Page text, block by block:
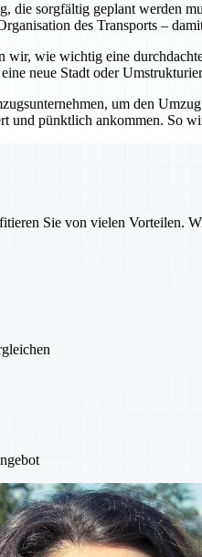
die sorgfältig geplant werden
des Transports –
wir, wie wichtig eine
neue Stadt oder
um den
und pünktlich ankommen. So
Sie von vielen Vorteilen.